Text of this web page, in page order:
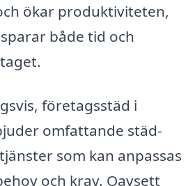
ökar produktiviteten,
både tid och
företagsstäd i
omfattande städ-
som kan anpassas
och krav. Oavsett